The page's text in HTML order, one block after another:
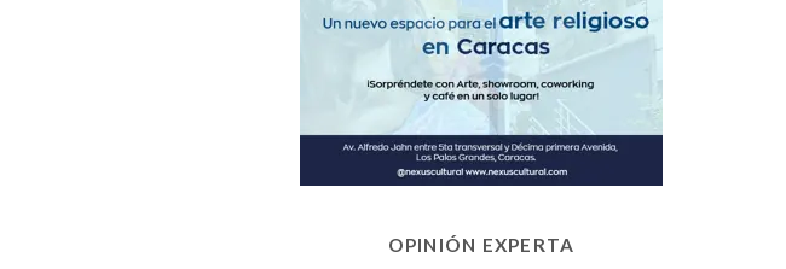
OPINIÓN EXPERTA